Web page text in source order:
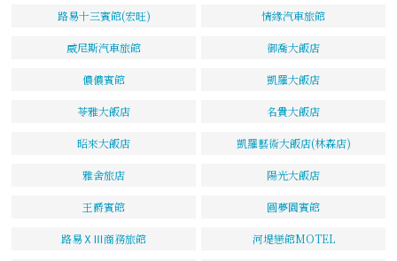
路易十三賓館(宏旺) 情緣汽車旅館
威尼斯汽車旅館 御喬大飯店
儂儂賓館 凱羅大飯店
苓雅大飯店 名貴大飯店
昭來大飯店 凱羅藝術大飯店(林森店)
雅舍旅店 陽光大飯店
王爵賓館 圓夢園賓館
路易ⅩⅢ商務旅館 河堤戀館MOTEL